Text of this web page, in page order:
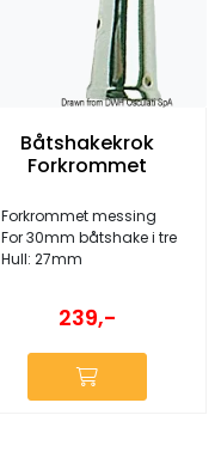
Båtshakekrok
Forkrommet
Forkrommet messing
For 30mm båtshake i tre
Hull: 27mm
239,-